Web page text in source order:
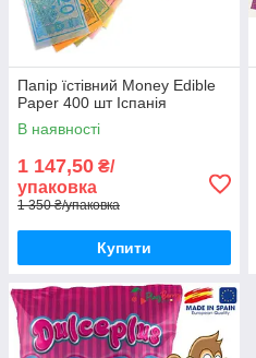
Папір їстівний Money Edible
Paper 400 шт Іспанія
В наявності
1 147,50 ₴/
упаковка
1 350 ₴/упаковка
Купити